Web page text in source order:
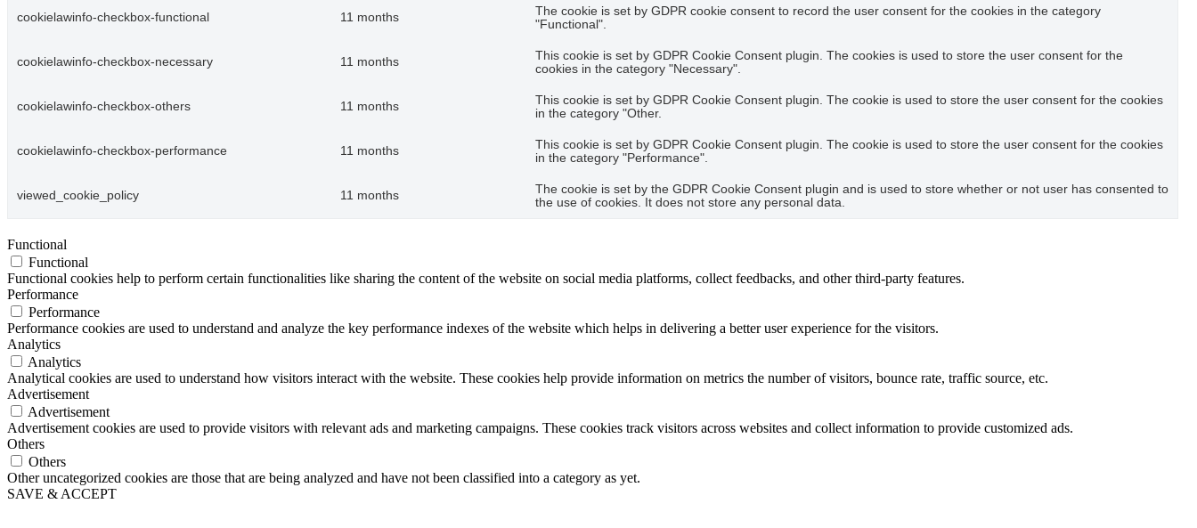
cookielawinfo-checkbox-functional 11 months
The cookie is set by GDPR cookie consent to record the user consent for the cookies in the category
"Functional".
cookielawinfo-checkbox-necessary 11 months
This cookie is set by GDPR Cookie Consent plugin. The cookies is used to store the user consent for the
cookies in the category "Necessary".
cookielawinfo-checkbox-others 11 months
This cookie is set by GDPR Cookie Consent plugin. The cookie is used to store the user consent for the cookies
in the category "Other.
cookielawinfo-checkbox-performance 11 months
This cookie is set by GDPR Cookie Consent plugin. The cookie is used to store the user consent for the cookies
in the category "Performance".
viewed_cookie_policy 11 months
The cookie is set by the GDPR Cookie Consent plugin and is used to store whether or not user has consented to
the use of cookies. It does not store any personal data.
Functional
Functional
Functional cookies help to perform certain functionalities like sharing the content of the website on social media platforms, collect feedbacks, and other third-party features.
Performance
Performance
Performance cookies are used to understand and analyze the key performance indexes of the website which helps in delivering a better user experience for the visitors.
Analytics
Analytics
Analytical cookies are used to understand how visitors interact with the website. These cookies help provide information on metrics the number of visitors, bounce rate, traffic source, etc.
Advertisement
Advertisement
Advertisement cookies are used to provide visitors with relevant ads and marketing campaigns. These cookies track visitors across websites and collect information to provide customized ads.
Others
Others
Other uncategorized cookies are those that are being analyzed and have not been classified into a category as yet.
SAVE & ACCEPT